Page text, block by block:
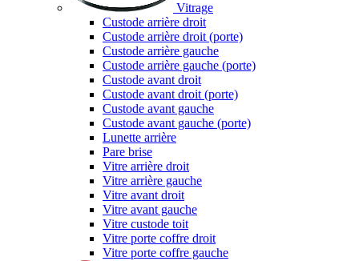
Vitrage
Custode arrière droit
Custode arrière droit (porte)
Custode arrière gauche
Custode arrière gauche (porte)
Custode avant droit
Custode avant droit (porte)
Custode avant gauche
Custode avant gauche (porte)
Lunette arrière
Pare brise
Vitre arrière droit
Vitre arrière gauche
Vitre avant droit
Vitre avant gauche
Vitre custode toit
Vitre porte coffre droit
Vitre porte coffre gauche